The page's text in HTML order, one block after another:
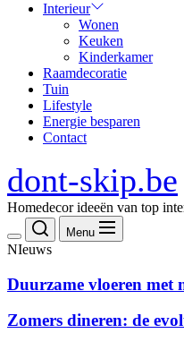
Interieur
Wonen
Keuken
Kinderkamer
Raamdecoratie
Tuin
Lifestyle
Energie besparen
Contact
dont-skip.be
Homedecor ideeën van top
Menu
NIeuws
Duurzame vloeren met
Zomers dineren: de